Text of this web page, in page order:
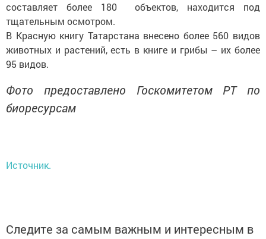
составляет более 180 объектов, находится под
тщательным осмотром.
В Красную книгу Татарстана внесено более 560 видов
животных и растений, есть в книге и грибы – их более
95 видов.
Фото предоставлено Госкомитетом РТ по
биоресурсам
Источник.
Следите за самым важным и интересным в